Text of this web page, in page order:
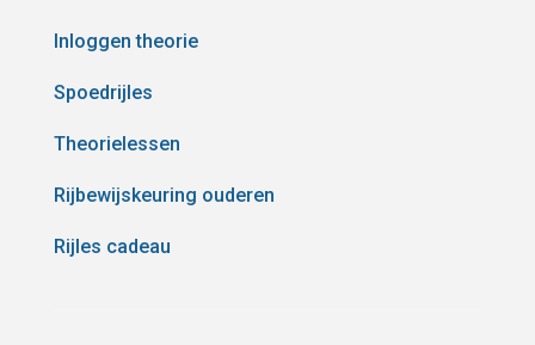
Inloggen theorie
Spoedrijles
Theorielessen
Rijbewijskeuring ouderen
Rijles cadeau